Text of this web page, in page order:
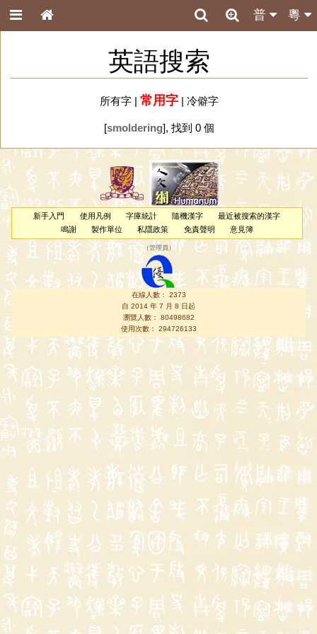
粵
普
英語搜索
所有字| 常用字| 冷僻字
[smoldering], 找到 0 個
新手入門 使用凡例 字庫統計 隨機漢字
最近被搜索的漢字
鳴謝
製作單位 私隱政策 免責聲明 意見簿
（管理員 ）
在線人數： 2373
自 2014 年 7 月 8 日起
瀏覽人數： 80498682
使用次數： 294726133